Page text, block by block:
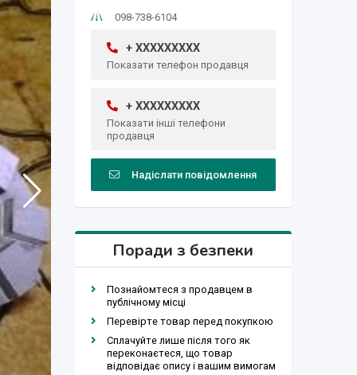
098-738-6104
+ XXXXXXXXX
Показати телефон продавця
+ XXXXXXXXX
Показати інші телефони
продавця
Надіслати повідомлення
Поради з безпеки
Познайомтеся з продавцем в
публічному місці
Перевірте товар перед покупкою
Сплачуйте лише після того як
переконаєтеся, що товар
відповідає опису і вашим вимогам